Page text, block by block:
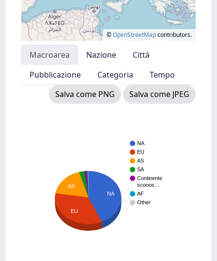
©OpenStreetMapcontributors.
Macroarea Nazione
Città
Pubblicazione
Categoria
Tempo
Salva come PNG
Salva come JPEG
NA
EU
AS
SA
Continente
sconos…
AF
Other
NA
AS
EU